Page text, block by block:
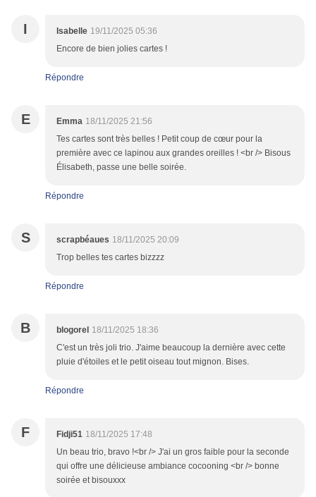
I Isabelle 19/11/2025 05:36
Encore de bien jolies cartes !
Répondre
E Emma 18/11/2025 21:56
Tes cartes sont très belles ! Petit coup de cœur pour la
première avec ce lapinou aux grandes oreilles ! <br /> Bisous
Élisabeth, passe une belle soirée.
Répondre
S scrapbéaues 18/11/2025 20:09
Trop belles tes cartes bizzzz
Répondre
B blogorel 18/11/2025 18:36
C'est un très joli trio. J'aime beaucoup la dernière avec cette
pluie d'étoiles et le petit oiseau tout mignon. Bises.
Répondre
F Fidji51 18/11/2025 17:48
Un beau trio, bravo !<br /> J'ai un gros faible pour la seconde
qui offre une délicieuse ambiance cocooning <br /> bonne
soirée et bisouxxx